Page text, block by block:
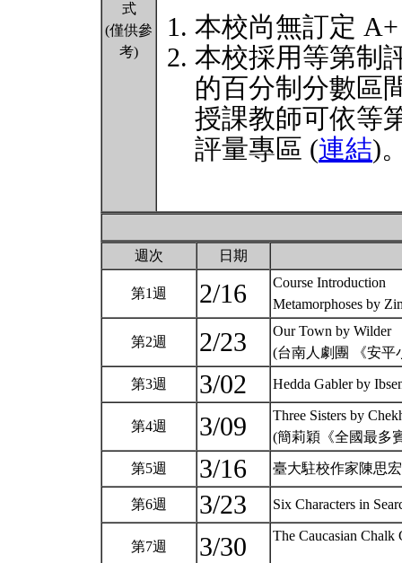
式
(僅供參
考)
本校尚無訂定
本校採用等第制
的百分制分數區
授課教師可依等
評量專區 (連結)
週次 日期
第1週 2/16
Course Introduction
Metamorphoses by
第2週 2/23
Our Town by Wilder
(台南人劇團 《安平
第3週 3/02 Hedda Gabler by
第4週 3/09
Three Sisters by
(簡莉穎《全國最多
第5週 3/16 臺大駐校作家陳思
第6週 3/23 Six Characters in
第7週 3/30 The Caucasian Chalk